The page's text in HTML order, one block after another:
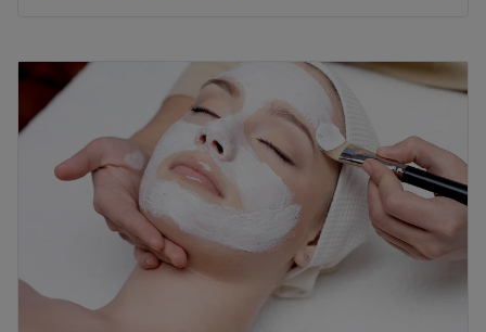
Dienstag
09:30–17:00
Mittwoch
09:30
Donnerstag
09:30
Freitag
09:30–17:00
Samstag
Geschlossen
Sonntag
Geschlossen
BeautyEffect in Lübeck ist die Adresse für alle, die sich
eine gepflegte Auszeit und professionelle Beauty-
Treatments wünschen. In ihrem stilvollen Studio verbindet